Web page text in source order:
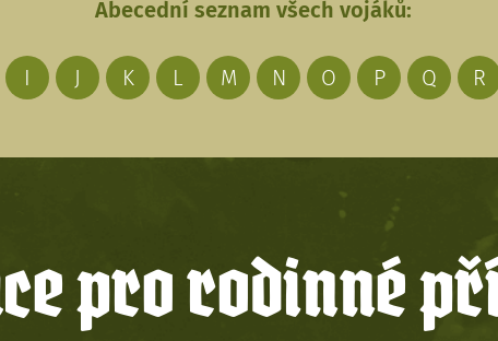
Abecední seznam všech vojáků:
I J K L M N O P Q R
pro rodinné